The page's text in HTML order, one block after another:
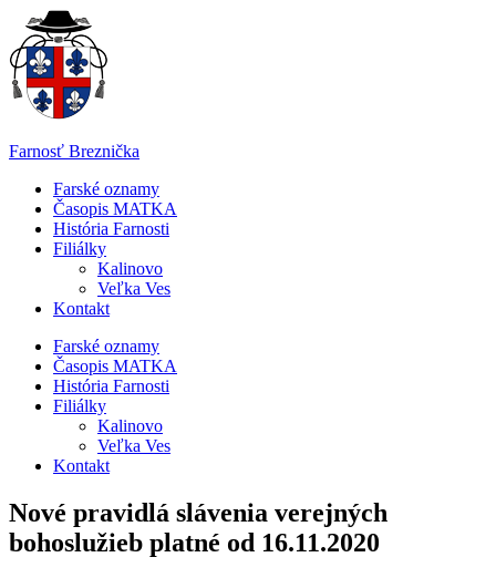
Skip
content
Farnosť Breznička
Farské oznamy
Časopis MATKA
História Farnosti
Filiálky
Kalinovo
Veľka Ves
Kontakt
Farské oznamy
Časopis MATKA
História Farnosti
Filiálky
Kalinovo
Veľka Ves
Kontakt
Nové pravidlá slávenia verejných
bohoslužieb platné od 16.11.2020